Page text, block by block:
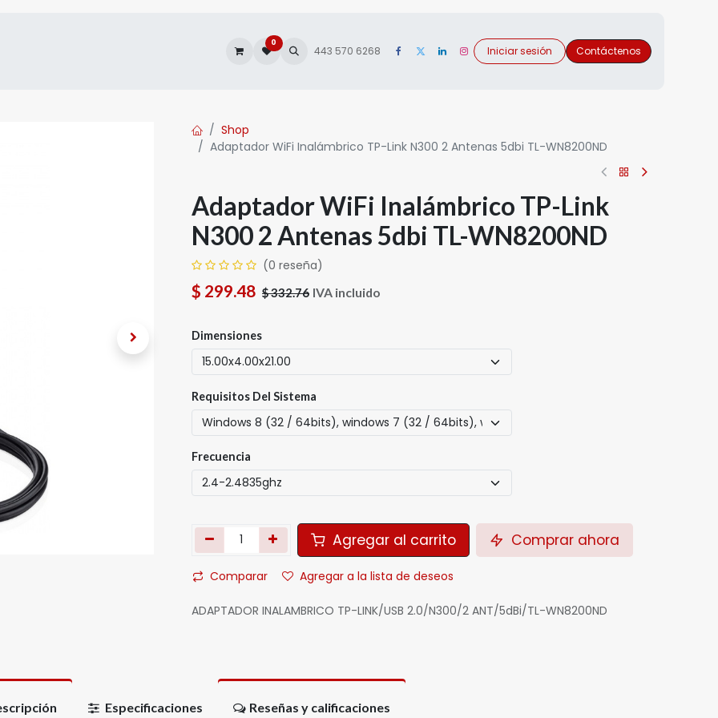
0
443 570 6268 Iniciar sesión Contáctenos
Shop
Adaptador WiFi Inalámbrico TP-Link N300 2 Antenas 5dbi TL-WN8200ND
Adaptador WiFi Inalámbrico TP-Link
N300 2 Antenas 5dbi TL-WN8200ND
(0 reseña)
$ 299.48 $332.76 IVA incluido
Dimensiones
Requisitos Del Sistema
Frecuencia
Agregar al carrito Comprar ahora
Comparar Agregar a la lista de deseos
ADAPTADOR INALAMBRICO TP-LINK/USB 2.0/N300/2 ANT/5dBi/TL-WN8200ND
Especificaciones Reseñas y calificaciones